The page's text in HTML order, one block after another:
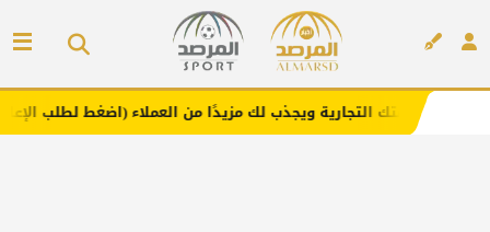
ويجذب لك مزيدًا من العملاء (اضغط لطلب الإعلان)